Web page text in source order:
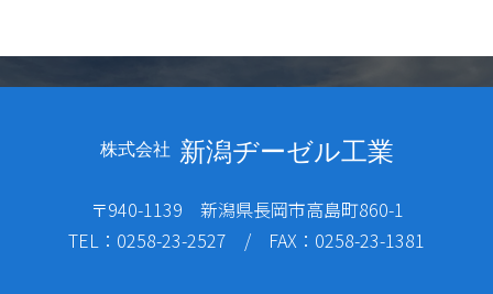
株式会社 新潟ヂーゼル工業
〒940-1139 新潟県長岡市高島町860-1
TEL：0258-23-2527 / FAX：0258-23-1381